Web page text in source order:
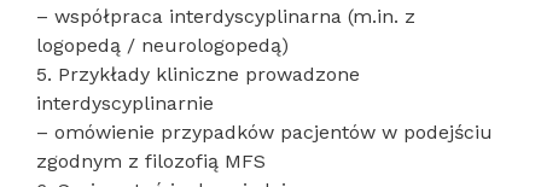
– współpraca interdyscyplinarna (m.in. z
logopedą / neurologopedą)
5. Przykłady kliniczne prowadzone
interdyscyplinarnie
– omówienie przypadków pacjentów w podejściu
zgodnym z filozofią MFS